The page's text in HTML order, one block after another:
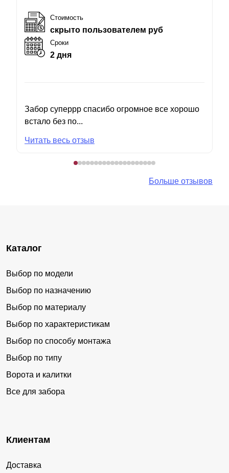
Стоимость
скрыто пользователем руб
Сроки
2 дня
Забор суперрр спасибо огромное все хорошо
встало без по...
Читать весь отзыв
Больше отзывов
Каталог
Выбор по модели
Выбор по назначению
Выбор по материалу
Выбор по характеристикам
Выбор по способу монтажа
Выбор по типу
Ворота и калитки
Все для забора
Клиентам
Доставка